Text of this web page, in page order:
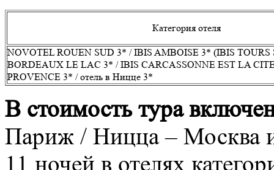
Категория отеля
NOVOTEL ROUEN SUD 3* / IBIS AMBOISE 3* (IBIS TOURS
BORDEAUX LE LAC 3* / IBIS CARCASSONNE EST LA
PROVENCE 3* / отель в Ницце 3*
В стоимость тура
Париж / Ницца – Москва
11 ночей в отелях